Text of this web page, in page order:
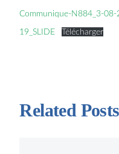
Communique-N884_3-
19_SLIDE
Télécharger
Related Posts